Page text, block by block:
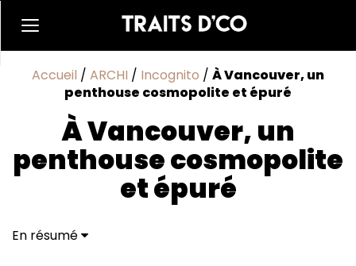
Accueil / ARCHI / Incognito / À Vancouver, un
penthouse cosmopolite et épuré
À Vancouver, un
penthouse cosmopolite
et épuré
En résumé